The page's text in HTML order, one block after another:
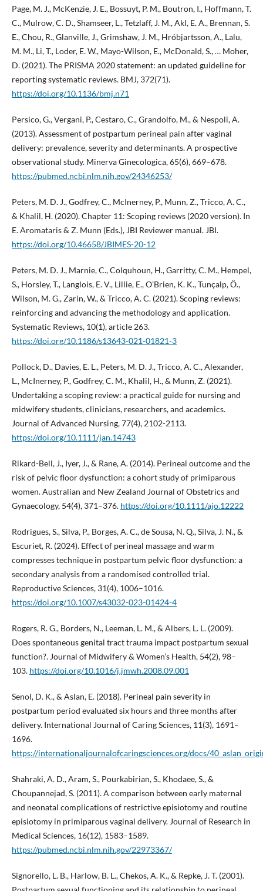
Page, M. J., McKenzie, J. E., Bossuyt, P. M., Boutron, I., Hoffmann, T.
C., Mulrow, C. D., Shamseer, L., Tetzlaff, J. M., Akl, E. A., Brennan, S.
E., Chou, R., Glanville, J., Grimshaw, J. M., Hróbjartsson, A., Lalu,
M. M., Li, T., Loder, E. W., Mayo-Wilson, E., McDonald, S., … Moher,
D. (2021). The PRISMA 2020 statement: an updated guideline for
reporting systematic reviews. BMJ, 372(71).
https://doi.org/10.1136/bmj.n71
Persico, G., Vergani, P., Cestaro, C., Grandolfo, M., & Nespoli, A.
(2013). Assessment of postpartum perineal pain after vaginal
delivery: prevalence, severity and determinants. A prospective
observational study. Minerva Ginecologica, 65(6), 669–678.
https://pubmed.ncbi.nlm.nih.gov/24346253/
Peters, M. D. J., Godfrey, C., McInerney, P., Munn, Z., Tricco, A. C.,
& Khalil, H. (2020). Chapter 11: Scoping reviews (2020 version). In
E. Aromataris & Z. Munn (Eds.), JBI Reviewer manual. JBI.
https://doi.org/10.46658/JBIMES-20-12
Peters, M. D. J., Marnie, C., Colquhoun, H., Garritty, C. M., Hempel,
S., Horsley, T., Langlois, E. V., Lillie, E., O’Brien, K. K., Tunçalp, Ö.,
Wilson, M. G., Zarin, W., & Tricco, A. C. (2021). Scoping reviews:
reinforcing and advancing the methodology and application.
Systematic Reviews, 10(1), article 263.
https://doi.org/10.1186/s13643-021-01821-3
Pollock, D., Davies, E. L., Peters, M. D. J., Tricco, A. C., Alexander,
L., McInerney, P., Godfrey, C. M., Khalil, H., & Munn, Z. (2021).
Undertaking a scoping review: a practical guide for nursing and
midwifery students, clinicians, researchers, and academics.
Journal of Advanced Nursing, 77(4), 2102-2113.
https://doi.org/10.1111/jan.14743
Rikard-Bell, J., Iyer, J., & Rane, A. (2014). Perineal outcome and the
risk of pelvic floor dysfunction: a cohort study of primiparous
women. Australian and New Zealand Journal of Obstetrics and
Gynaecology, 54(4), 371–376. https://doi.org/10.1111/ajo.12222
Rodrigues, S., Silva, P., Borges, A. C., de Sousa, N. Q., Silva, J. N., &
Escuriet, R. (2024). Effect of perineal massage and warm
compresses technique in postpartum pelvic floor dysfunction: a
secondary analysis from a randomised controlled trial.
Reproductive Sciences, 31(4), 1006–1016.
https://doi.org/10.1007/s43032-023-01424-4
Rogers, R. G., Borders, N., Leeman, L. M., & Albers, L. L. (2009).
Does spontaneous genital tract trauma impact postpartum sexual
function?. Journal of Midwifery & Women’s Health, 54(2), 98–
103. https://doi.org/10.1016/j.jmwh.2008.09.001
Senol, D. K., & Aslan, E. (2018). Perineal pain severity in
postpartum period evaluated six hours and three months after
delivery. International Journal of Caring Sciences, 11(3), 1691–
1696.
https://internationaljournalofcaringsciences.org/docs/
Shahraki, A. D., Aram, S., Pourkabirian, S., Khodaee, S., &
Choupannejad, S. (2011). A comparison between early maternal
and neonatal complications of restrictive episiotomy and routine
episiotomy in primiparous vaginal delivery. Journal of Research in
Medical Sciences, 16(12), 1583–1589.
https://pubmed.ncbi.nlm.nih.gov/22973367/
Signorello, L. B., Harlow, B. L., Chekos, A. K., & Repke, J. T. (2001).